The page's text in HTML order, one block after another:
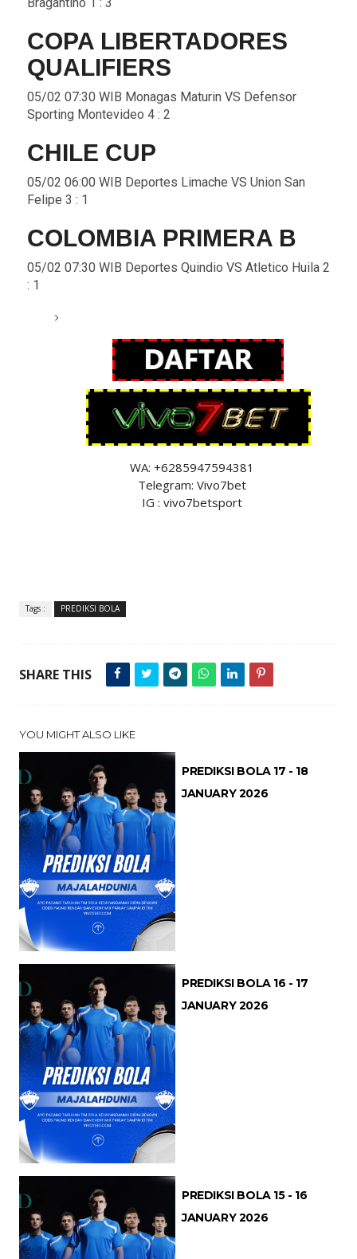
COPA LIBERTADORES
QUALIFIERS
05/02 07:30 WIB Monagas Maturin VS Defensor
Sporting Montevideo 4 : 2
CHILE CUP
05/02 06:00 WIB Deportes Limache VS Union San
Felipe 3 : 1
COLOMBIA PRIMERA B
05/02 07:30 WIB Deportes Quindio VS Atletico Huila 2
: 1
WA: +6285947594381
Telegram: Vivo7bet
IG : vivo7betsport
Tags : PREDIKSI BOLA
SHARE THIS
YOU MIGHT ALSO LIKE
PREDIKSI BOLA 17 - 18
JANUARY 2026
PREDIKSI BOLA 16 - 17
JANUARY 2026
PREDIKSI BOLA 15 - 16
JANUARY 2026